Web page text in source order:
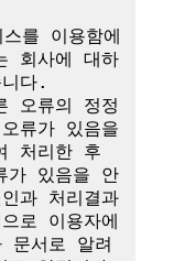
를 이용함에
회사에 대하
다.
오류의 정정
류가 있음을
처리한 후
가 있음을 안
과 처리결과
로 이용자에
서로 알려